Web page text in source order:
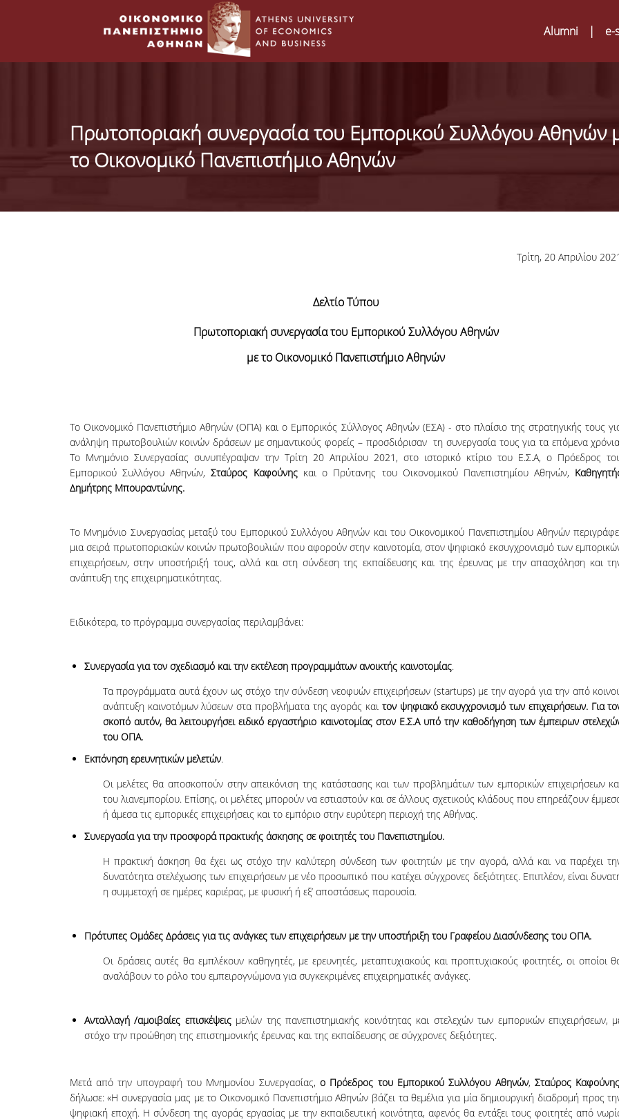
Alumni | e-
Πρωτοποριακή συνεργασία του Εμπορικού Συλλόγου Αθηνών
το Οικονομικό Πανεπιστήμιο Αθηνών
Τρίτη, 20 Απριλίου 2021
Δελτίο Τύπου
Πρωτοποριακή συνεργασία του Εμπορικού Συλλόγου Αθηνών
με το Οικονομικό Πανεπιστήμιο Αθηνών
Το Οικονομικό Πανεπιστήμιο Αθηνών (ΟΠΑ) και ο Εμπορικός Σύλλογος Αθηνών (EΣA) - στο πλαίσιο της στρατηγικής τους
ανάληψη πρωτοβουλιών κοινών δράσεων με σημαντικούς φορείς – προσδιόρισαν τη συνεργασία τους για τα επόμενα
Το Μνημόνιο Συνεργασίας συνυπέγραψαν την Τρίτη 20 Απριλίου 2021, στο ιστορικό κτίριο του Ε.Σ.Α, ο Πρόεδρος
Εμπορικού Συλλόγου Αθηνών,Σταύρος Καφούνηςκαι ο Πρύτανης του Οικονομικού Πανεπιστημίου Αθηνών,
Δημήτρης Μπουραντώνης.
Το Μνημόνιο Συνεργασίας μεταξύ του Εμπορικού Συλλόγου Αθηνών και του Οικονομικού Πανεπιστημίου Αθηνών
μια σειρά πρωτοποριακών κοινών πρωτοβουλιών που αφορούν στην καινοτομία, στον ψηφιακό εκσυγχρονισμό των
επιχειρήσεων, στην υποστήριξή τους, αλλά και στη σύνδεση της εκπαίδευσης και της έρευνας με την απασχόληση και
ανάπτυξη της επιχειρηματικότητας.
Ειδικότερα, το πρόγραμμα συνεργασίας περιλαμβάνει:
Συνεργασία για τον σχεδιασμό και την εκτέλεση προγραμμάτων ανοικτής καινοτομίας.
Τα προγράμματα αυτά έχουν ως στόχο την σύνδεση νεοφυών επιχειρήσεων (startups) με την αγορά για την από
ανάπτυξη καινοτόμων λύσεων στα προβλήματα της αγοράς και τον ψηφιακό εκσυγχρονισμό των επιχειρήσεων. Για
σκοπό αυτόν, θα λειτουργήσει ειδικό εργαστήριο καινοτομίας στον Ε.Σ.Α υπό την καθοδήγηση των έμπειρων
του ΟΠΑ.
Εκπόνηση ερευνητικών μελετών.
Οι μελέτες θα αποσκοπούν στην απεικόνιση της κατάστασης και των προβλημάτων των εμπορικών επιχειρήσεων
του λιανεμπορίου. Επίσης, οι μελέτες μπορούν να εστιαστούν και σε άλλους σχετικούς κλάδους που επηρεάζουν
ή άμεσα τις εμπορικές επιχειρήσεις και το εμπόριο στην ευρύτερη περιοχή της Αθήνας.
Συνεργασία για την προσφορά πρακτικής άσκησης σε φοιτητές του Πανεπιστημίου.
Η πρακτική άσκηση θα έχει ως στόχο την καλύτερη σύνδεση των φοιτητών με την αγορά, αλλά και να παρέχει
δυνατότητα στελέχωσης των επιχειρήσεων με νέο προσωπικό που κατέχει σύγχρονες δεξιότητες. Επιπλέον, είναι
η συμμετοχή σε ημέρες καριέρας, με φυσική ή εξ’ αποστάσεως παρουσία.
Πρότυπες Ομάδες Δράσεις για τις ανάγκες των επιχειρήσεων με την υποστήριξη του Γραφείου Διασύνδεσης του ΟΠΑ.
Οι δράσεις αυτές θα εμπλέκουν καθηγητές, με ερευνητές, μεταπτυχιακούς και προπτυχιακούς φοιτητές, οι οποίοι
αναλάβουν το ρόλο του εμπειρογνώμονα για συγκεκριμένες επιχειρηματικές ανάγκες.
Ανταλλαγή /αμοιβαίες επισκέψειςμελών της πανεπιστημιακής κοινότητας και στελεχών των εμπορικών επιχειρήσεων,
στόχο την προώθηση της επιστημονικής έρευνας και της εκπαίδευσης σε σύγχρονες δεξιότητες.
Μετά από την υπογραφή του Μνημονίου Συνεργασίας,ο Πρόεδρος του Εμπορικού Συλλόγου Αθηνών,Σταύρος Καφούνης
δήλωσε: «Η συνεργασία μας με το Οικονομικό Πανεπιστήμιο Αθηνών βάζει τα θεμέλια για μία δημιουργική διαδρομή προς
ψηφιακή εποχή. Η σύνδεση της αγοράς εργασίας με την εκπαιδευτική κοινότητα, αφενός θα εντάξει τους φοιτητές από
land a great job and grow
Seven years later, I have worked in
countries and have gained